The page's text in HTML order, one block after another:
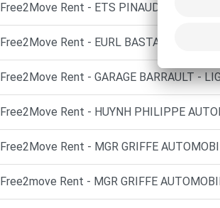
Free2Move Rent - ETS PINAUDEAU SARL -
Free2Move Rent - EURL BASTARD - LE
Free2Move Rent - GARAGE BARRAULT -
Free2Move Rent - HUYNH PHILIPPE
Free2Move Rent - MGR GRIFFE
Free2move Rent - MGR GRIFFE